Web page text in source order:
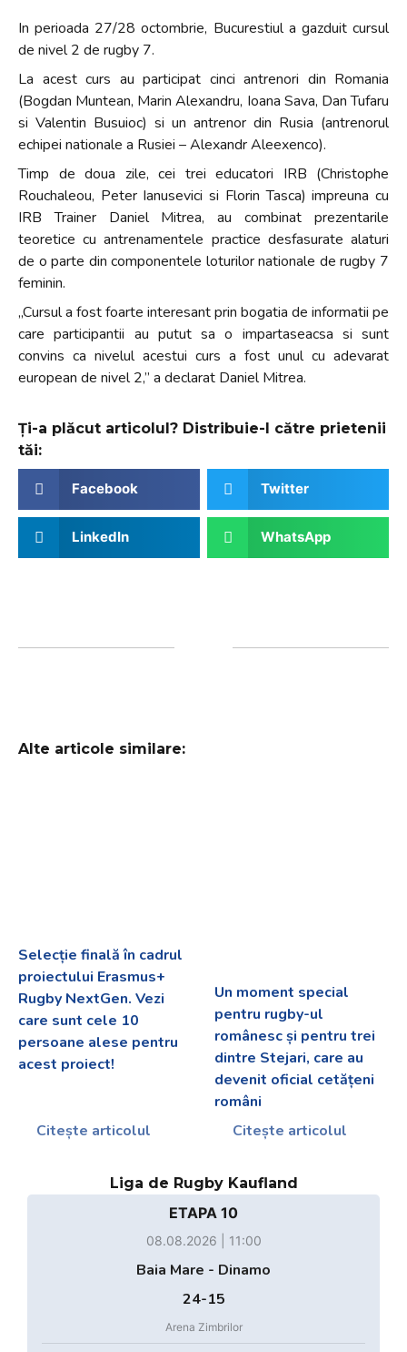
In perioada 27/28 octombrie, Bucurestiul a gazduit cursul
de nivel 2 de rugby 7.
La acest curs au participat cinci antrenori din Romania
(Bogdan Muntean, Marin Alexandru, Ioana Sava, Dan Tufaru
si Valentin Busuioc) si un antrenor din Rusia (antrenorul
echipei nationale a Rusiei – Alexandr Aleexenco).
Timp de doua zile, cei trei educatori IRB (Christophe
Rouchaleou, Peter Ianusevici si Florin Tasca) impreuna cu
IRB Trainer Daniel Mitrea, au combinat prezentarile
teoretice cu antrenamentele practice desfasurate alaturi
de o parte din componentele loturilor nationale de rugby 7
feminin.
„Cursul a fost foarte interesant prin bogatia de informatii pe
care participantii au putut sa o impartaseacsa si sunt
convins ca nivelul acestui curs a fost unul cu adevarat
european de nivel 2,” a declarat Daniel Mitrea.
Ți-a plăcut articolul? Distribuie-l către prietenii
tăi:
Facebook Twitter
LinkedIn WhatsApp
Alte articole similare:
Selecție finală în cadrul
proiectului Erasmus+
Rugby NextGen. Vezi
care sunt cele 10
persoane alese pentru
acest proiect!
Citește articolul
Un moment special
pentru rugby-ul
românesc și pentru trei
dintre Stejari, care au
devenit oficial cetățeni
români
Citește articolul
Liga de Rugby Kaufland
ETAPA 10
08.08.2026 | 11:00
Baia Mare - Dinamo
24-15
Arena Zimbrilor